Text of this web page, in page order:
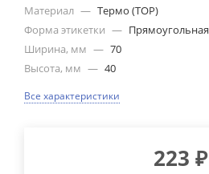
Материал — Термо (ТОР)
Форма этикетки — Прямоугольная
Ширина, мм — 70
Высота, мм — 40
Все характеристики
223 ₽